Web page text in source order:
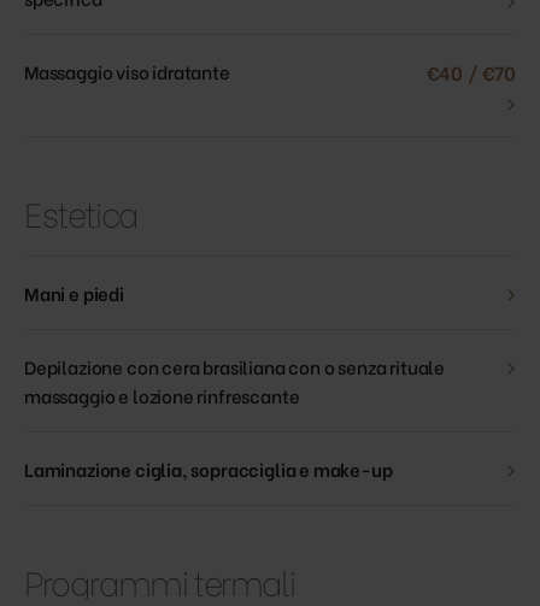
Massaggio viso idratante €40 / €70
›
Estetica
Mani e piedi ›
Depilazione con cera brasiliana con o senza rituale
massaggio e lozione rinfrescante
›
Laminazione ciglia, sopracciglia e make-up ›
Programmi termali